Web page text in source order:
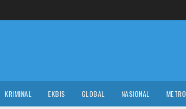
KRIMINAL EKBIS GLOBAL NASIONAL METRO